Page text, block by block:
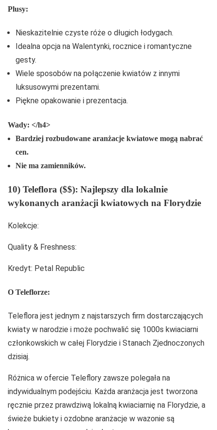
Plusy:
Nieskazitelnie czyste róże o długich łodygach.
Idealna opcja na Walentynki, rocznice i romantyczne
gesty.
Wiele sposobów na połączenie kwiatów z innymi
luksusowymi prezentami.
Piękne opakowanie i prezentacja.
Wady: </h4>
Bardziej rozbudowane aranżacje kwiatowe mogą nabrać
cen.
Nie ma zamienników.
10) Teleflora ($$): Najlepszy dla lokalnie
wykonanych aranżacji kwiatowych na Florydzie
Kolekcje:
Quality & Freshness:
Kredyt: Petal Republic
O Teleflorze:
Teleflora jest jednym z najstarszych firm dostarczających
kwiaty w narodzie i może pochwalić się 1000s kwiaciarni
członkowskich w całej Florydzie i Stanach Zjednoczonych
dzisiaj.
Różnica w ofercie Teleflory zawsze polegała na
indywidualnym podejściu. Każda aranżacja jest tworzona
ręcznie przez prawdziwą lokalną kwiaciarnię na Florydzie, a
świeże bukiety i ozdobne aranżacje w wazonie są